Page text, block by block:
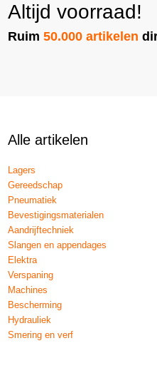
Altijd voorraad!
Ruim50.000 artikelen
Alle artikelen
Lagers
Gereedschap
Pneumatiek
Bevestigingsmaterialen
Aandrijftechniek
Slangen en appendages
Elektra
Verspaning
Machines
Bescherming
Hydrauliek
Smering en verf